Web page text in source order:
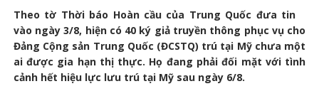
Theo tờ Thời báo Hoàn cầu của Trung Quốc đưa tin
vào ngày 3/8, hiện có 40 ký giả truyền thông phục vụ cho
Đảng Cộng sản Trung Quốc (ĐCSTQ) trú tại Mỹ chưa một
ai được gia hạn thị thực. Họ đang phải đối mặt với tình
cảnh hết hiệu lực lưu trú tại Mỹ sau ngày 6/8.